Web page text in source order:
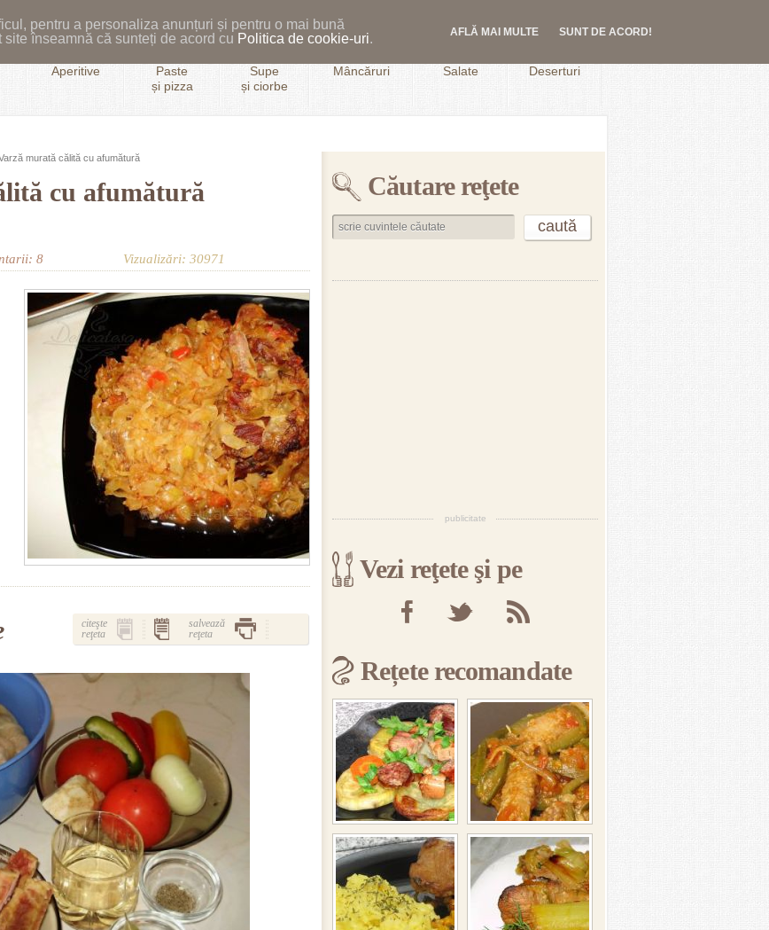
pentru a personaliza anunțuri și pentru o mai bună
înseamnă că sunteți de acord cu Politica de cookie-uri. AFLĂ MAI MULTE SUNT DE ACORD!
Aperitive
Paste
și pizza
Supe
și ciorbe
Mâncăruri Salate Deserturi
murată călită cu afumătură
cu afumătură
8 Vizualizări: 30971
citeşte
reţeta
salvează
reţeta
Căutare reţete
publicitate
Vezi reţete şi pe
Rețete recomandate